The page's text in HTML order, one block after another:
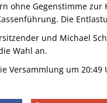
ohne Gegenstimme
Die
und Michael
Wahl an.
Versammlung um 20:49